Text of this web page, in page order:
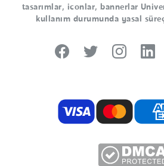
tasarımlar, iconlar, bannerlar
kullanım durumunda yasal